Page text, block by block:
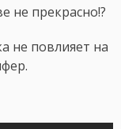
не прекрасно!?
не повлияет на